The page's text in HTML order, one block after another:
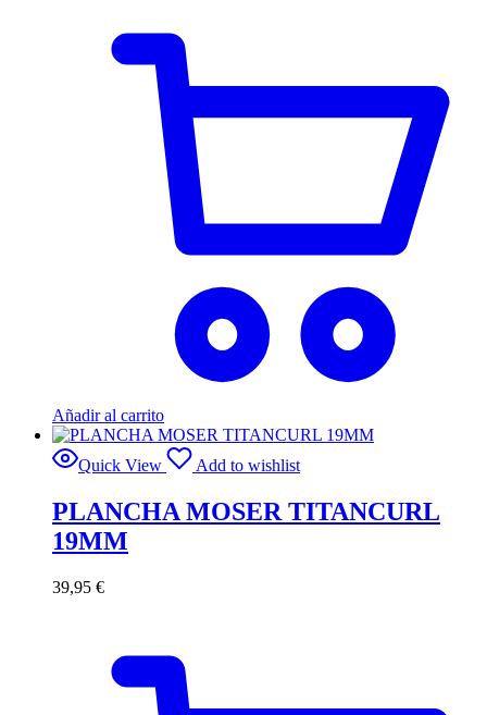
Añadir al carrito
Quick View Add to wishlist
PLANCHA MOSER TITANCURL
19MM
39,95 €